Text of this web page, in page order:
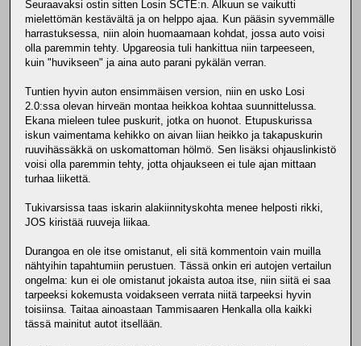
Seuraavaksi ostin sitten Losin SCTE:n. Alkuun se vaikutti
mielettömän kestävältä ja on helppo ajaa. Kun pääsin syvemmälle
harrastuksessa, niin aloin huomaamaan kohdat, jossa auto voisi
olla paremmin tehty. Upgareosia tuli hankittua niin tarpeeseen,
kuin "huvikseen" ja aina auto parani pykälän verran.
Tuntien hyvin auton ensimmäisen version, niin en usko Losi
2.0:ssa olevan hirveän montaa heikkoa kohtaa suunnittelussa.
Ekana mieleen tulee puskurit, jotka on huonot. Etupuskurissa
iskun vaimentama kehikko on aivan liian heikko ja takapuskurin
ruuvihässäkkä on uskomattoman hölmö. Sen lisäksi ohjauslinkistö
voisi olla paremmin tehty, jotta ohjaukseen ei tule ajan mittaan
turhaa liikettä.
Tukivarsissa taas iskarin alakiinnityskohta menee helposti rikki,
JOS kiristää ruuveja liikaa.
Durangoa en ole itse omistanut, eli sitä kommentoin vain muilla
nähtyihin tapahtumiin perustuen. Tässä onkin eri autojen vertailun
ongelma: kun ei ole omistanut jokaista autoa itse, niin siitä ei saa
tarpeeksi kokemusta voidakseen verrata niitä tarpeeksi hyvin
toisiinsa. Taitaa ainoastaan Tammisaaren Henkalla olla kaikki
tässä mainitut autot itsellään.